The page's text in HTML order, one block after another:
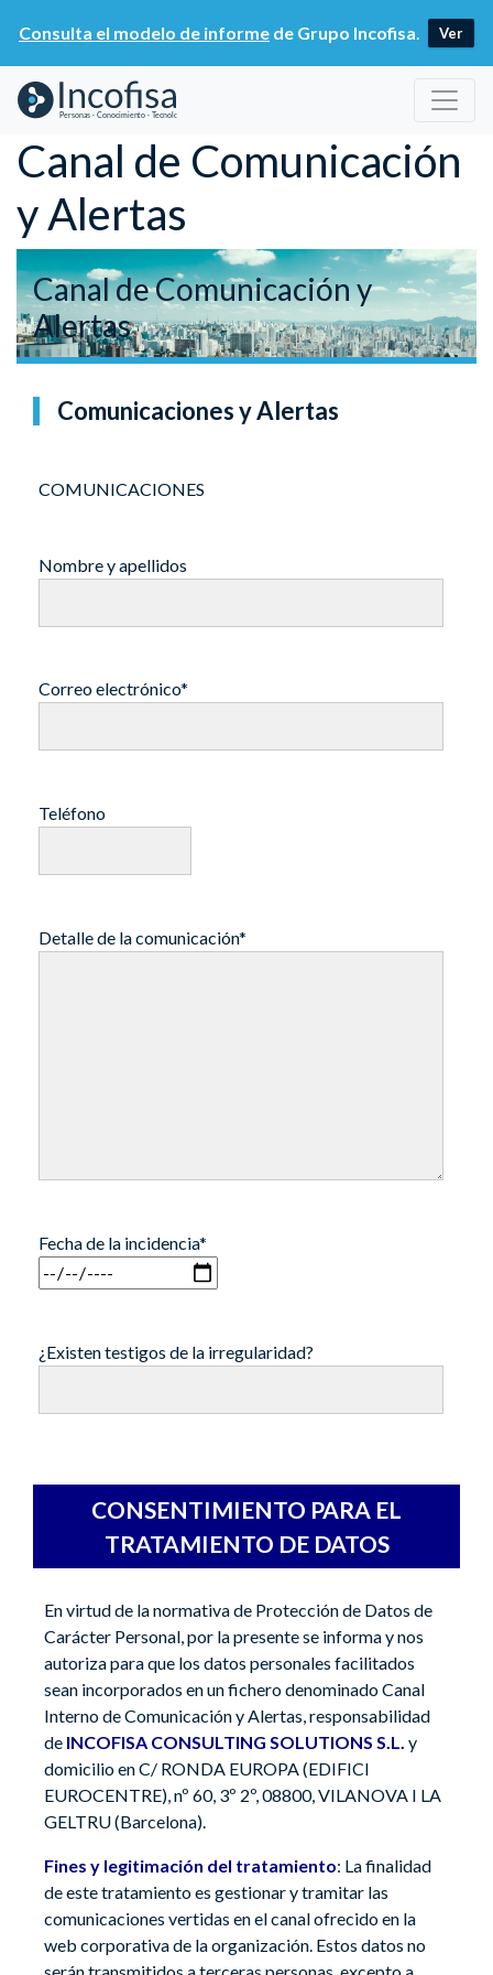
Consulta el modelo de informe de Grupo Incofisa. Ver
Canal de Comunicación
y Alertas
Canal de Comunicación y
Alertas
Comunicaciones y Alertas
COMUNICACIONES
Nombre y apellidos
Correo electrónico*
Teléfono
Detalle de la comunicación*
Fecha de la incidencia*
¿Existen testigos de la irregularidad?
CONSENTIMIENTO PARA EL
TRATAMIENTO DE DATOS
En virtud de la normativa de Protección de Datos de
Carácter Personal, por la presente se informa y nos
autoriza para que los datos personales facilitados
sean incorporados en un fichero denominado Canal
Interno de Comunicación y Alertas, responsabilidad
de INCOFISA CONSULTING SOLUTIONS S.L. y
domicilio en C/ RONDA EUROPA (EDIFICI
EUROCENTRE), nº 60, 3º 2º, 08800, VILANOVA I LA
GELTRU (Barcelona).
Fines y legitimación del tratamiento: La finalidad
de este tratamiento es gestionar y tramitar las
comunicaciones vertidas en el canal ofrecido en la
web corporativa de la organización. Estos datos no